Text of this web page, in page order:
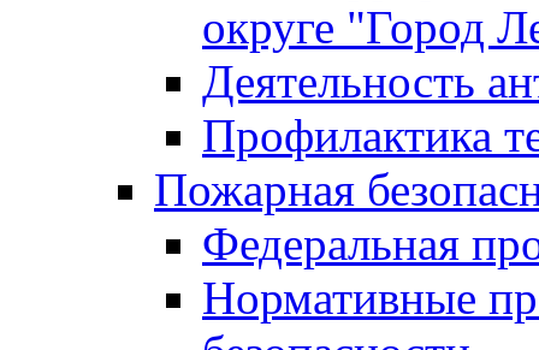
округе "Город
Деятельность
Профилактика
Пожарная
Федеральная
Нормативные